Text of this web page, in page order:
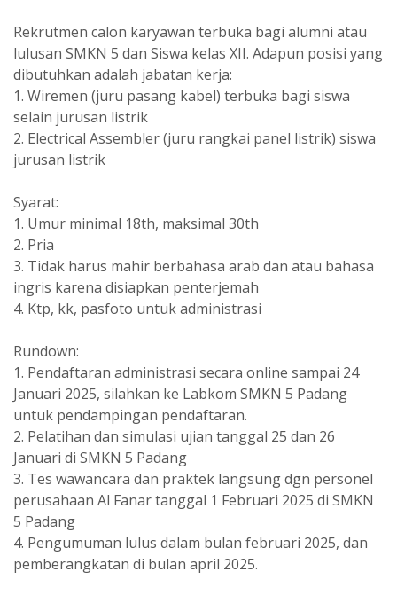
Rekrutmen calon karyawan terbuka bagi alumni atau
lulusan SMKN 5 dan Siswa kelas XII. Adapun posisi yang
dibutuhkan adalah jabatan kerja:
1. Wiremen (juru pasang kabel) terbuka bagi siswa
selain jurusan listrik
2. Electrical Assembler (juru rangkai panel listrik) siswa
jurusan listrik
Syarat:
1. Umur minimal 18th, maksimal 30th
2. Pria
3. Tidak harus mahir berbahasa arab dan atau bahasa
ingris karena disiapkan penterjemah
4. Ktp, kk, pasfoto untuk administrasi
Rundown:
1. Pendaftaran administrasi secara online sampai 24
Januari 2025, silahkan ke Labkom SMKN 5 Padang
untuk pendampingan pendaftaran.
2. Pelatihan dan simulasi ujian tanggal 25 dan 26
Januari di SMKN 5 Padang
3. Tes wawancara dan praktek langsung dgn personel
perusahaan Al Fanar tanggal 1 Februari 2025 di SMKN
5 Padang
4. Pengumuman lulus dalam bulan februari 2025, dan
pemberangkatan di bulan april 2025.